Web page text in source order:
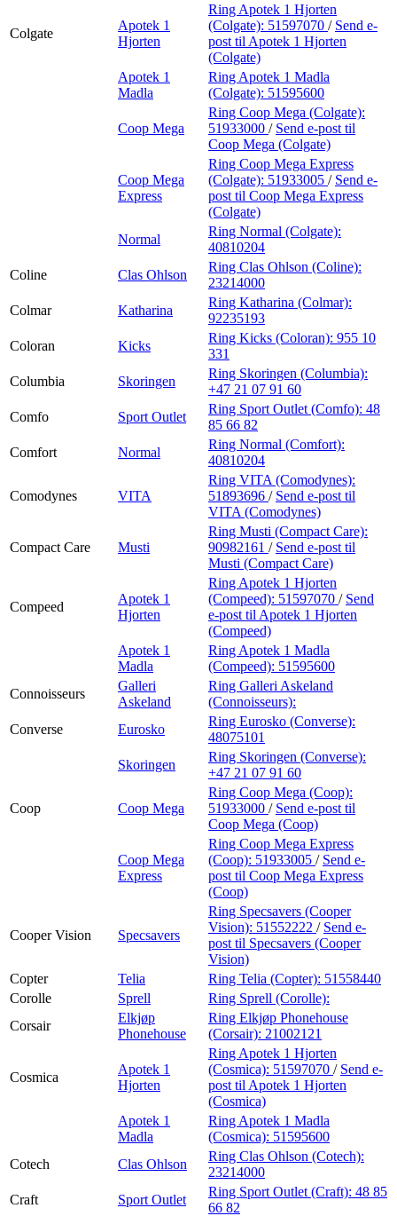
Colgate
Apotek 1
Hjorten
Ring Apotek 1 Hjorten
(Colgate): 51597070 / Send e-
post til Apotek 1 Hjorten
(Colgate)
Apotek 1
Madla
Ring Apotek 1 Madla
(Colgate): 51595600
Coop Mega
Ring Coop Mega (Colgate):
51933000 / Send e-post til
Coop Mega (Colgate)
Coop Mega
Express
Ring Coop Mega Express
(Colgate): 51933005 / Send e-
post til Coop Mega Express
(Colgate)
Normal
Ring Normal (Colgate):
40810204
Coline
Clas Ohlson
Ring Clas Ohlson (Coline):
23214000
Colmar
Katharina
Ring Katharina (Colmar):
92235193
Coloran
Kicks
Ring Kicks (Coloran): 955 10
331
Columbia
Skoringen
Ring Skoringen (Columbia):
+47 21 07 91 60
Comfo
Sport Outlet
Ring Sport Outlet (Comfo): 48
85 66 82
Comfort
Normal
Ring Normal (Comfort):
40810204
Comodynes VITA
Ring VITA (Comodynes):
51893696 / Send e-post til
VITA (Comodynes)
Compact Care Musti
Ring Musti (Compact Care):
90982161 / Send e-post til
Musti (Compact Care)
Compeed
Apotek 1
Hjorten
Ring Apotek 1 Hjorten
(Compeed): 51597070 / Send
e-post til Apotek 1 Hjorten
(Compeed)
Apotek 1
Madla
Ring Apotek 1 Madla
(Compeed): 51595600
Connoisseurs
Galleri
Askeland
Ring Galleri Askeland
(Connoisseurs):
Converse
Eurosko
Ring Eurosko (Converse):
48075101
Skoringen
Ring Skoringen (Converse):
+47 21 07 91 60
Coop Coop Mega
Ring Coop Mega (Coop):
51933000 / Send e-post til
Coop Mega (Coop)
Coop Mega
Express
Ring Coop Mega Express
(Coop): 51933005 / Send e-
post til Coop Mega Express
(Coop)
Cooper Vision Specsavers
Ring Specsavers (Cooper
Vision): 51552222 / Send e-
post til Specsavers (Cooper
Vision)
Copter
Telia Ring Telia (Copter): 51558440
Corolle
Sprell
Ring Sprell (Corolle):
Corsair
Elkjøp
Phonehouse
Ring Elkjøp Phonehouse
(Corsair): 21002121
Cosmica
Apotek 1
Hjorten
Ring Apotek 1 Hjorten
(Cosmica): 51597070 / Send e-
post til Apotek 1 Hjorten
(Cosmica)
Apotek 1
Madla
Ring Apotek 1 Madla
(Cosmica): 51595600
Cotech
Clas Ohlson
Ring Clas Ohlson (Cotech):
23214000
Craft
Sport Outlet
Ring Sport Outlet (Craft): 48 85
66 82